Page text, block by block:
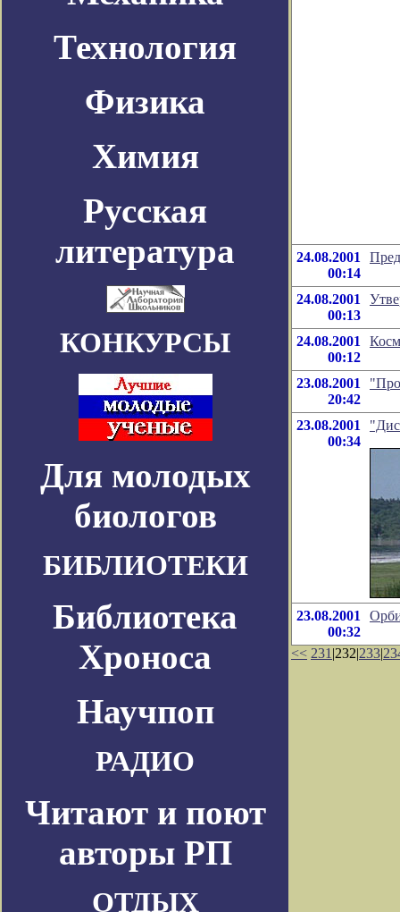
Технология
Физика
Химия
Русская
литература
КОНКУРСЫ
Для молодых
биологов
БИБЛИОТЕКИ
Библиотека
Хроноса
Научпоп
РАДИО
Читают и поют
авторы РП
ОТДЫХ
24.08.2001
00:14
24.08.2001
00:13
24.08.2001
00:12
23.08.2001
20:42
23.08.2001
00:34
23.08.2001
00:32
<< 231 |232|233|